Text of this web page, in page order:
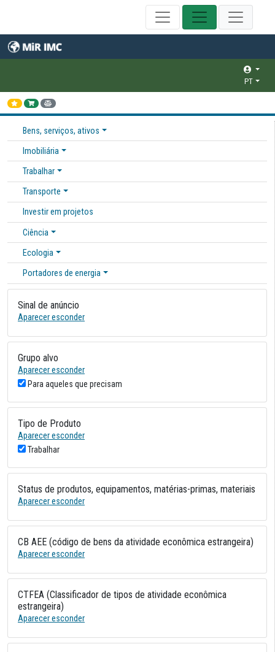
PT
Bens, serviços, ativos
Imobiliária
Trabalhar
Transporte
Investir em projetos
Ciência
Ecologia
Portadores de energia
Sinal de anúncio
Aparecer esconder
Grupo alvo
Aparecer esconder
Para aqueles que precisam
Tipo de Produto
Aparecer esconder
Trabalhar
Status de produtos, equipamentos, matérias-primas, materiais
Aparecer esconder
CB AEE (código de bens da atividade econômica estrangeira)
Aparecer esconder
CTFEA (Classificador de tipos de atividade econômica
estrangeira)
Aparecer esconder